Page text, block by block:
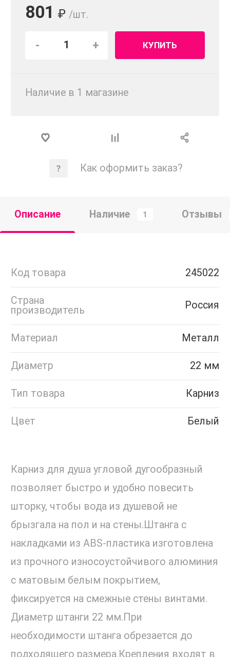
801 ₽ /шт.
- + КУПИТЬ
Наличие в 1 магазинe
Как оформить заказ?
Описание Наличие 1 Отзывы
Код товара 245022
Страна
производитель
Россия
Материал Металл
Диаметр 22 мм
Тип товара Карниз
Цвет Белый
Карниз для душа угловой дугообразный
позволяет быстро и удобно повесить
шторку, чтобы вода из душевой не
брызгала на пол и на стены.Штанга с
накладками из ABS-пластика изготовлена
из прочного износоустойчивого алюминия
с матовым белым покрытием,
фиксируется на смежные стены винтами.
Диаметр штанги 22 мм.При
необходимости штанга обрезается до
подходящего размера.Крепления входят в